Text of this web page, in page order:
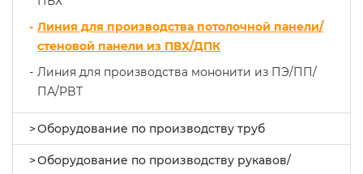
Линия для производства потолочной панели/
стеновой панели из ПВХ/ДПК
Линия для производства мононити из ПЭ/ПП/
ПА/PBT
Оборудование по производству труб
Оборудование по производству рукавов/